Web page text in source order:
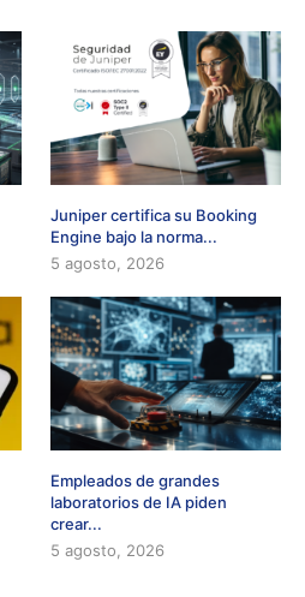
Juniper certifica su Booking
Engine bajo la norma...
5 agosto, 2026
Empleados de grandes
laboratorios de IA piden
crear...
5 agosto, 2026